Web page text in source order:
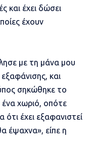
και έχει δώσει
έχουν
με τη μάνα μου
και
σηκώθηκε το
χωριό, οπότε
έχει εξαφανιστεί
έψαχνα», είπε η